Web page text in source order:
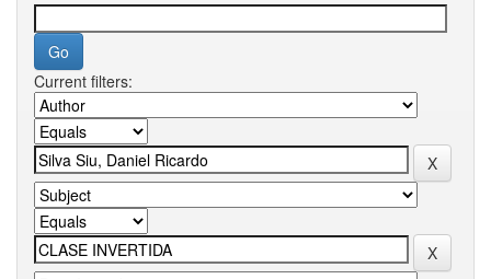
Current filters: